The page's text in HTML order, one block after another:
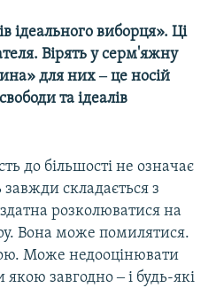
ідеального виборця». Ці
Вірять у серм'яжну
для них ‒ це носій
та ідеалів
до більшості не означає
завжди складається з
розколюватися на
Вона може помилятися.
Може недооцінювати
завгодно ‒ і будь-які